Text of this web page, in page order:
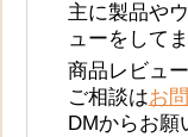
主に製品や
ューをしてま
商品レビュ
ご相談はお
DMからお願